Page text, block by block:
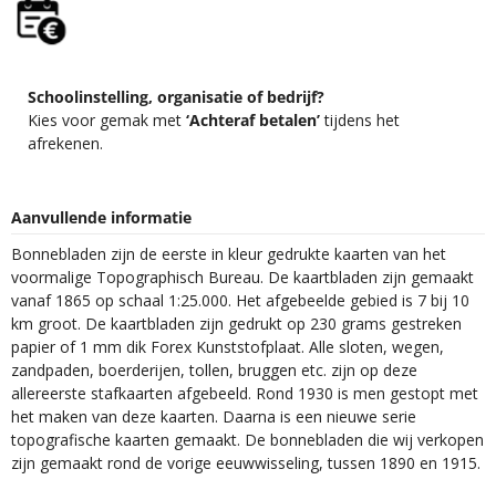
Schoolinstelling, organisatie of bedrijf?
Kies voor gemak met ‘Achteraf betalen’tijdens het
afrekenen.
Aanvullende informatie
Bonnebladen zijn de eerste in kleur gedrukte kaarten van het
voormalige Topographisch Bureau. De kaartbladen zijn gemaakt
vanaf 1865 op schaal 1:25.000. Het afgebeelde gebied is 7 bij 10
km groot. De kaartbladen zijn gedrukt op 230 grams gestreken
papier of 1 mm dik Forex Kunststofplaat. Alle sloten, wegen,
zandpaden, boerderijen, tollen, bruggen etc. zijn op deze
allereerste stafkaarten afgebeeld. Rond 1930 is men gestopt met
het maken van deze kaarten. Daarna is een nieuwe serie
topografische kaarten gemaakt. De bonnebladen die wij verkopen
zijn gemaakt rond de vorige eeuwwisseling, tussen 1890 en 1915.